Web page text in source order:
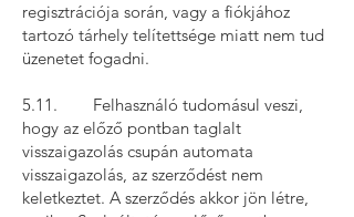
regisztrációja során, vagy a fiókjához
tartozó tárhely telítettsége miatt nem tud
üzenetet fogadni.
5.11. Felhasználó tudomásul veszi,
hogy az előző pontban taglalt
visszaigazolás csupán automata
visszaigazolás, az szerződést nem
keletkeztet. A szerződés akkor jön létre,